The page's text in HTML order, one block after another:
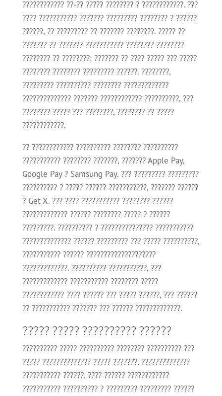
???????????? ??-?? ????? ???????? ? ????????????. ???
???? ??????????? ??????? ????????? ???????? ? ??????
??????, ?? ????????? ?? ??????? ????????. ????? ??
??????? ?? ??????? ??????????? ???????? ????????
???????? ?? ????????: ??????? ?? ???? ????? ??? ?????
???????? ???????? ????????? ??????. ????????,
????????? ?????????? ???????? ?????????????
?????????????? ??????? ???????????? ??????????, ???
???????? ????? ??? ????????, ???????? ?? ?????
????????????.
?? ???????????? ?????????? ???????? ??????????
??????????? ???????? ???????, ??????? Apple Pay,
Google Pay ? Samsung Pay. ??? ????????? ?????????
?????????? ? ????? ?????? ???????????, ??????? ??????
? Get X. ??? ???? ??????????? ???????? ??????
????????????? ?????? ???????? ????? ? ??????
?????????. ?????????? ? ??????????????? ???????????
?????????????? ?????? ????????? ??? ????? ??????????,
??????????? ?????? ????????????????????
?????????????. ?????????? ???????????, ???
????????????? ??????????? ???????? ?????
???????????? ???? ?????? ??? ????? ??????, ??? ??????
?? ??????????? ??????? ??? ?????? ?????????????.
????? ????? ?????????? ??????
?????????? ????? ?????????? ???????? ?????????? ???
????? ?????????????? ????? ???????, ??????????????
??????????? ??????. ???? ?????? ????????????
??????????? ?????????? ? ????????? ????????? ??????